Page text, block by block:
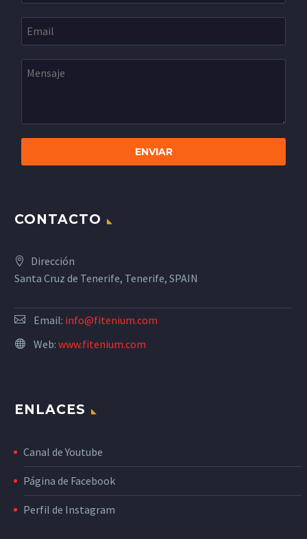
CONTACTO
Dirección
Santa Cruz de Tenerife, Tenerife, SPAIN
Email: info@fitenium.com
Web: www.fitenium.com
ENLACES
Canal de Youtube
Página de Facebook
Perfil de Instagram